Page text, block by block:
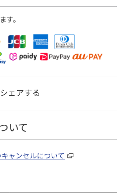
す。
シェアする
いて
ャンセルについて